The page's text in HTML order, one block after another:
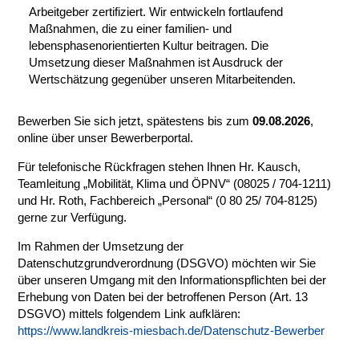
Arbeitgeber zertifiziert. Wir entwickeln fortlaufend
Maßnahmen, die zu einer familien- und
lebensphasenorientierten Kultur beitragen. Die
Umsetzung dieser Maßnahmen ist Ausdruck der
Wertschätzung gegenüber unseren Mitarbeitenden.
Bewerben Sie sich jetzt, spätestens bis zum09.08.2026,
online über unser Bewerberportal.
Für telefonische Rückfragen stehen Ihnen Hr. Kausch,
Teamleitung „Mobilität‚ Klima und ÖPNV“ (08025 / 704-1211)
und Hr. Roth, Fachbereich „Personal“ (0 80 25/ 704-8125)
gerne zur Verfügung.
Im Rahmen der Umsetzung der
Datenschutzgrundverordnung (DSGVO) möchten wir Sie
über unseren Umgang mit den Informationspflichten bei der
Erhebung von Daten bei der betroffenen Person (Art. 13
DSGVO) mittels folgendem Link aufklären:
https://www.landkreis-miesbach.de/Datenschutz-Bewerber